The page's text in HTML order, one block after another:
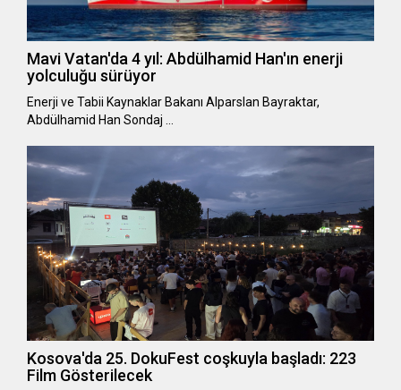
Mavi Vatan'da 4 yıl: Abdülhamid Han'ın enerji
yolculuğu sürüyor
Enerji ve Tabii Kaynaklar Bakanı Alparslan Bayraktar,
Abdülhamid Han Sondaj …
Kosova'da 25. DokuFest coşkuyla başladı: 223
Film Gösterilecek